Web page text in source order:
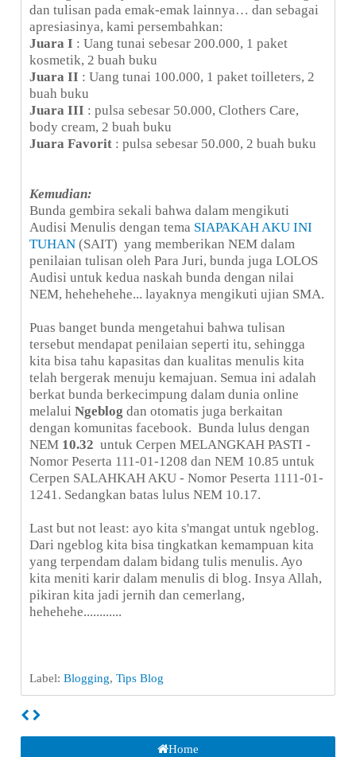
dan tulisan pada emak-emak lainnya… dan sebagai
apresiasinya, kami persembahkan:
Juara I : Uang tunai sebesar 200.000, 1 paket
kosmetik, 2 buah buku
Juara II : Uang tunai 100.000, 1 paket toilleters, 2
buah buku
Juara III : pulsa sebesar 50.000, Clothers Care,
body cream, 2 buah buku
Juara Favorit : pulsa sebesar 50.000, 2 buah buku
Kemudian:
Bunda gembira sekali bahwa dalam mengikuti
Audisi Menulis dengan tema SIAPAKAH AKU INI
TUHAN (SAIT) yang memberikan NEM dalam
penilaian tulisan oleh Para Juri, bunda juga LOLOS
Audisi untuk kedua naskah bunda dengan nilai
NEM, hehehehehe... layaknya mengikuti ujian SMA.
Puas banget bunda mengetahui bahwa tulisan
tersebut mendapat penilaian seperti itu, sehingga
kita bisa tahu kapasitas dan kualitas menulis kita
telah bergerak menuju kemajuan. Semua ini adalah
berkat bunda berkecimpung dalam dunia online
melalui Ngeblog dan otomatis juga berkaitan
dengan komunitas facebook. Bunda lulus dengan
NEM 10.32 untuk Cerpen MELANGKAH PASTI -
Nomor Peserta 111-01-1208 dan NEM 10.85 untuk
Cerpen SALAHKAH AKU - Nomor Peserta 1111-01-
1241. Sedangkan batas lulus NEM 10.17.
Last but not least: ayo kita s'mangat untuk ngeblog.
Dari ngeblog kita bisa tingkatkan kemampuan kita
yang terpendam dalam bidang tulis menulis. Ayo
kita meniti karir dalam menulis di blog. Insya Allah,
pikiran kita jadi jernih dan cemerlang,
hehehehe............
Label: Blogging, Tips Blog
Home